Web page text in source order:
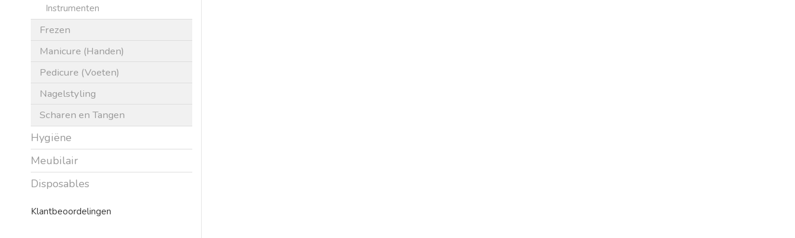
Instrumenten
Frezen
Manicure (Handen)
Pedicure (Voeten)
Nagelstyling
Scharen en Tangen
Hygiëne
Meubilair
Disposables
Klantbeoordelingen